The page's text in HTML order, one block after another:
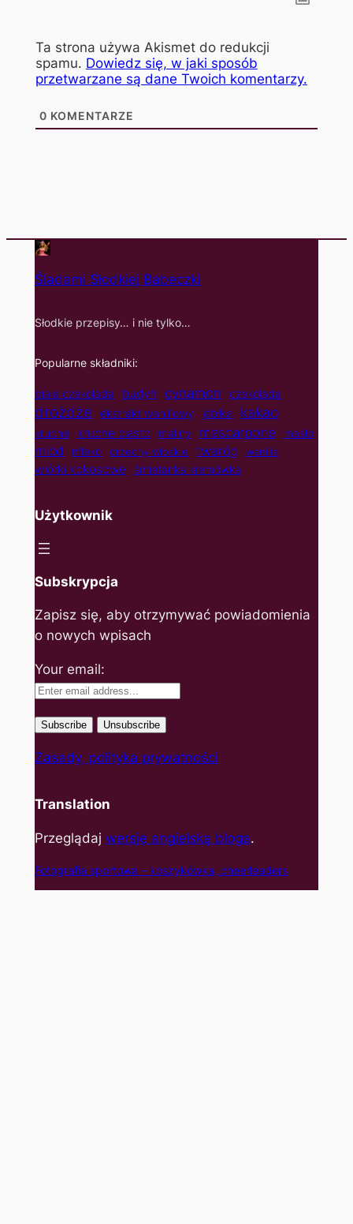
Ta strona używa Akismet do redukcji
spamu. Dowiedz się, w jaki sposób
przetwarzane są dane Twoich komentarzy.
0 KOMENTARZE
Śladami Słodkiej Babeczki
Słodkie przepisy… i nie tylko…
Popularne składniki:
biała czekolada budyń cynamon czekolada
drożdże ekstrakt waniliowy jabłka kakao
kruche kruche ciasto maliny mascarpone masło
miód mleko orzechy włoskie twaróg wanilia
wiórki kokosowe śmietanka kremówka
Użytkownik
Subskrypcja
Zapisz się, aby otrzymywać powiadomienia
o nowych wpisach
Your email:
Zasady, polityka prywatności
Translation
Przeglądaj wersję angielską bloga.
Fotografia sportowa – koszykówka, cheerleaders